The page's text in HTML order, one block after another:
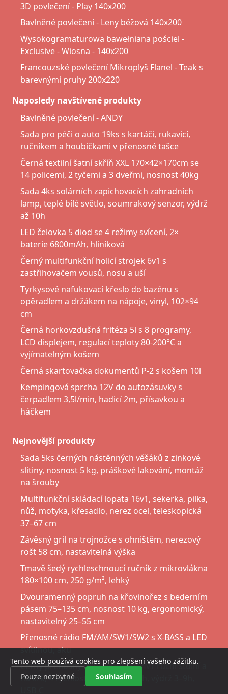
3D povlečení - Play 140x200
Bavlněné povlečení - Leny béžová 140x200
Wysokogramaturowa bawełniana pościel -
Exclusive - Wiosna - 140x200
Francouzské povlečení Mikroplyš Flanel - Teak s
barevnými pruhy 200x220
Naposledy navštívené produkty
Bavlněné povlečení - ANDY
Sada pro péči o auto 19ks s kartáči, rukavicí,
ručníkem a houbičkami v přenosné tašce
Černá textilní šatní skříň XXL 170×42×170cm se
14 policemi, 2 tyčemi a 3 dveřmi, nosnost 40kg
Sada 4ks solárních zapichovacích zahradních
lamp, teplé bílé světlo, soumrakový senzor, výdrž
až 10h
LED čelovka 5 diod se 4 režimy svícení, 2×
baterie 6800mAh, hliníková
Černý multifunkční holicí strojek 6v1 s
zastřihovačem vousů, nosu a uší
Tyrkysové nafukovací křeslo do bazénu s
opěradlem a držákem na nápoje, vinyl, 102×94
cm
Černá horkovzdušná fritéza 5l s 8 programy,
LCD displejem, regulací teploty 80-200°C a
vyjímatelným košem
Černá skartovačka dokumentů P-2 s košem 10l
Kempingová sprcha 12V do autozásuvky s
čerpadlem 3,5l/min, hadicí 2m, přísavkou a
háčkem
Nejnovější produkty
Sada 5ks černých nástěnných věšáků z zinkové
slitiny, nosnost 5 kg, práškové lakování, montáž
na šrouby
Multifunkční skládací lopata 16v1, sekerka, pilka,
nůž, motyka, křesadlo, nerez ocel, teleskopická
37–67 cm
Závěsný gril na trojnožce s ohništěm, nerezový
rošt 58 cm, nastavitelná výška
Tmavě šedý rychleschnoucí ručník z mikrovlákna
180×100 cm, 250 g/m², lehký
Dvouramenný popruh na křovinořez s bederním
pásem 75–135 cm, nosnost 10 kg, ergonomický,
nastavitelný 25–55 cm
Přenosné rádio FM/AM/SW1/SW2 s X-BASS a LED
svítilnou, aku
Černý přenosný mini ventilátor 4v1 ruční stolní a
na krk, 4 rychlosti, aku 2400 mAh, výdrž 3–9h,
Tento web používá cookies pro zlepšení vašeho zážitku.
Pouze nezbytné
Souhlasím